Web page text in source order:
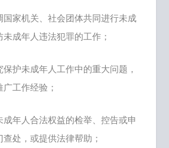
国家机关、社会团体共同进行未成
成年人违法犯罪的工作；
保护未成年人工作中的重大问题，
工作经验；
成年人合法权益的检举、控告或申
处，或提供法律帮助；